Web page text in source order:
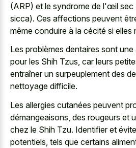
(ARP) et le syndrome de l'œil
sicca). Ces affections peuvent
même conduire à la cécité si elles
Les problèmes dentaires sont
pour les Shih Tzus, car leurs
entraîner un surpeuplement des
nettoyage difficile.
Les allergies cutanées peuvent
démangeaisons, des rougeurs et
chez le Shih Tzu. Identifier et
potentiels, tels que certains